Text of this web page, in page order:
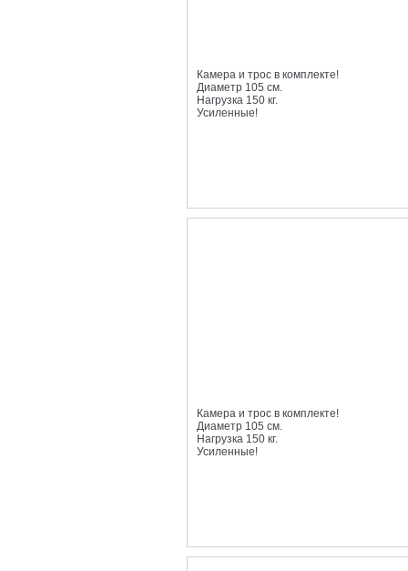
Камера и трос в комплекте!
Диаметр 105 см.
Нагрузка 150 кг.
Усиленные!
Камера и трос в комплекте!
Диаметр 105 см.
Нагрузка 150 кг.
Усиленные!